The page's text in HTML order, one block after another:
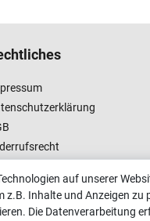
auf unserer
z.B. Inhalte und Anzeigen
Die Datenverarbeitung